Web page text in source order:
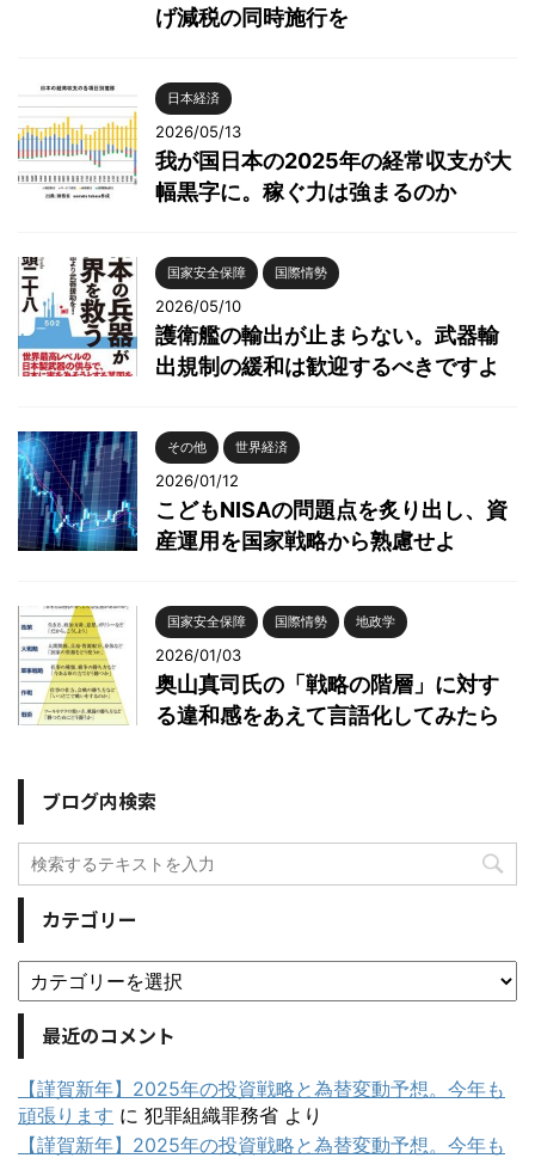
げ減税の同時施行を
日本経済
2026/05/13
我が国日本の2025年の経常収支が大
幅黒字に。稼ぐ力は強まるのか
国家安全保障 国際情勢
2026/05/10
護衛艦の輸出が止まらない。武器輸
出規制の緩和は歓迎するべきですよ
その他 世界経済
2026/01/12
こどもNISAの問題点を炙り出し、資
産運用を国家戦略から熟慮せよ
国家安全保障 国際情勢 地政学
2026/01/03
奥山真司氏の「戦略の階層」に対す
る違和感をあえて言語化してみたら
ブログ内検索
カテゴリー
最近のコメント
【謹賀新年】2025年の投資戦略と為替変動予想。今年も
頑張ります に 犯罪組織罪務省 より
【謹賀新年】2025年の投資戦略と為替変動予想。今年も